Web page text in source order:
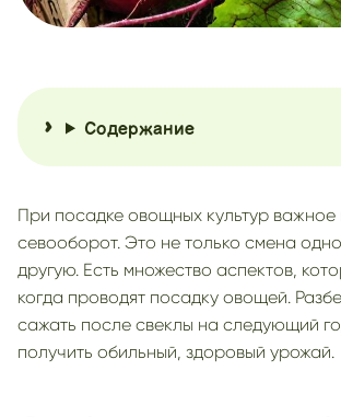
Содержание
При посадке овощных культур важное
севооборот. Это не только смена
другую. Есть множество аспектов,
когда проводят посадку овощей.
сажать после свеклы на следующий
получить обильный, здоровый урожай.